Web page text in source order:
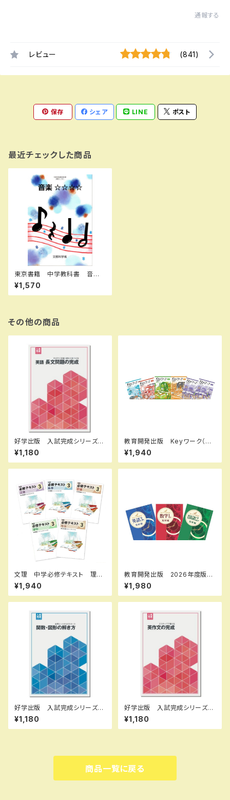
通報する
レビュー (841)
保存 シェア LINE ポスト
最近チェックした商品
東京書籍 中学教科書 音
楽 ☆☆☆☆ ［教番：音楽C-
721］ 新品 ISBN：978448
7275304 ISBN-10：B0D9D
¥1,570
その他の商品
好学出版 入試完成シリーズ
英語 長文問題の完成 2026
年度版 新品完全セット ISB
N：B0D3B8X1KS ISBN-10：
¥1,180
教育開発出版 Keyワーク（キ
ーワーク）＋ Keyテスト（キーテ
スト）2冊セット 地理 I,II 歴史
I,II（ご選択ください） 2026年
¥1,940
文理 中学必修テキスト 理
科 中1～3（ご選択ください）
2026年度版 新品完全セット
¥1,940
教育開発出版 2026年度版
新中学問題集 英語 中1～3
発展編 各学年（選択くださ
い） 新品完全セット
¥1,980
好学出版 入試完成シリーズ
関数・図形の解き方 2026年
度版 新品完全セット ISBN：
B0D3B6JKYT ISBN-10：B
¥1,180
好学出版 入試完成シリーズ
英作文の完成 2026年度版
新品完全セット ISBN：B0D3
B7FX62 ISBN-10：B0D3B7
¥1,180
商品一覧に戻る